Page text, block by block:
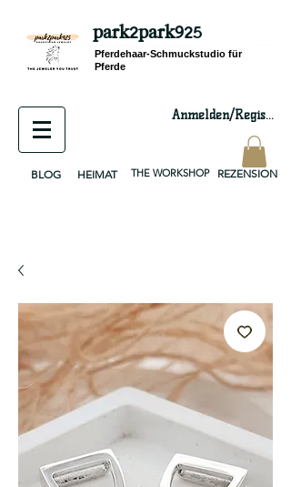
park2park925
Pferdehaar-Schmuckstudio für
Pferde
Anmelden/
BLOG HEIMAT THE WORKSHOP REZENSION